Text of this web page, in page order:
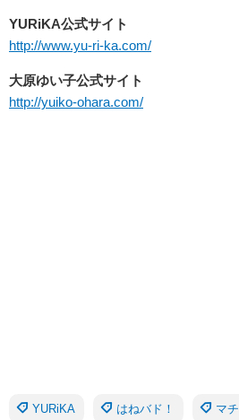
YURiKA公式サイト
http://www.yu-ri-ka.com/
大原ゆい子公式サイト
http://yuiko-ohara.com/
YURiKA はねバド！ マ